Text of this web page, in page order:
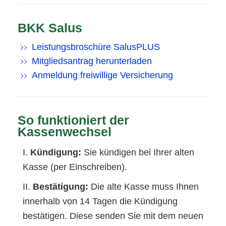
BKK Salus
Leistungsbroschüre SalusPLUS
Mitgliedsantrag herunterladen
Anmeldung freiwillige Versicherung
So funktioniert der
Kassenwechsel
Kündigung: Sie kündigen bei Ihrer alten
Kasse (per Einschreiben).
Bestätigung: Die alte Kasse muss Ihnen
innerhalb von 14 Tagen die Kündigung
bestätigen. Diese senden Sie mit dem neuen